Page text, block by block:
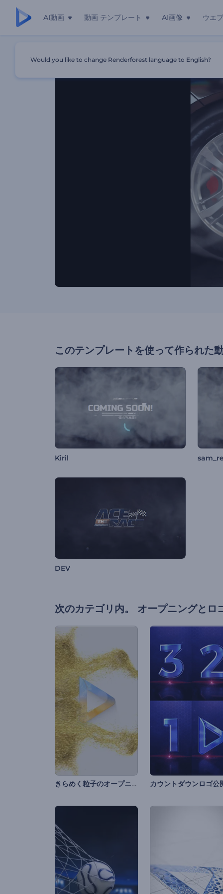
AI動画 動画 テンプレート AI画像 ウエ
このテンプレートを使って作られた
Kiril
DEV
次のカテゴリ内。 オープニングとロ
きらめく粒子のオープニング動画 カウントダウンロゴ公
Would you like to change Renderforest language to English?